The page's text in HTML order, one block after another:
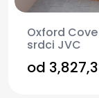
Oxford
srdci JVC
od